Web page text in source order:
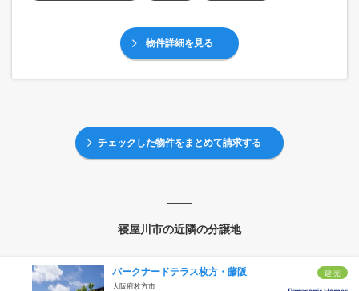
物件詳細を見る
チェックした物件をまとめて請求する
寝屋川市の近隣の分譲地
建 売
パークナードテラス枚方・藤阪
大阪府枚方市